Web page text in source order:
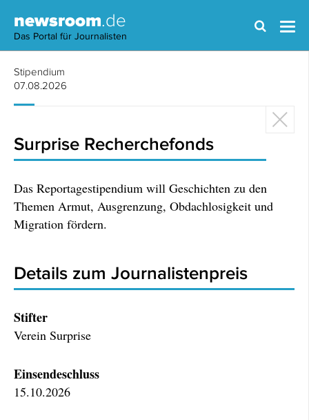
newsroom.de
Das Portal für Journalisten
Stipendium
07.08.2026
Surprise Recherchefonds
Das Reportagestipendium will Geschichten zu den
Themen Armut, Ausgrenzung, Obdachlosigkeit und
Migration fördern.
Details zum Journalistenpreis
Stifter
Verein Surprise
Einsendeschluss
15.10.2026